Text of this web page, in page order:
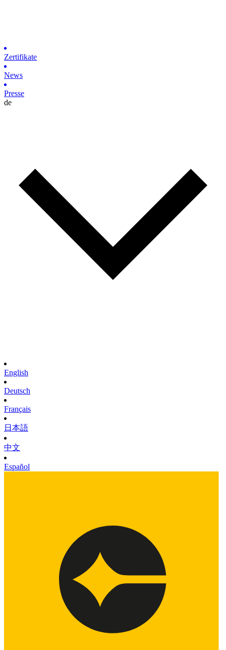
Zertifikate
News
Presse
de
English
Deutsch
Français
日本語
中文
Español